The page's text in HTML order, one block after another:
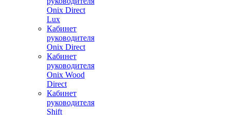
Onix Direct
Lux
Кабинет
руководителя
Onix Direct
Кабинет
руководителя
Onix Wood
Direct
Кабинет
руководителя
Shift